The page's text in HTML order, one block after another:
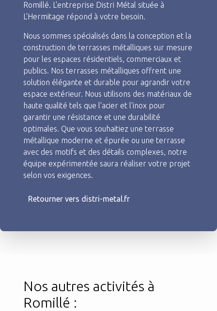
Romillé. L'entreprise Distri Métal située à
L'Hermitage répond à votre besoin.
Nous sommes spécialisés dans la conception et la
construction de terrasses métalliques sur mesure
pour les espaces résidentiels, commerciaux et
publics. Nos terrasses métalliques offrent une
solution élégante et durable pour agrandir votre
espace extérieur. Nous utilisons des matériaux de
haute qualité tels que l'acier et l'inox pour
garantir une résistance et une durabilité
optimales. Que vous souhaitiez une terrasse
métallique moderne et épurée ou une terrasse
avec des motifs et des détails complexes, notre
équipe expérimentée saura réaliser votre projet
selon vos exigences.
Retourner vers distri-metal.fr
Nos autres activités à
Romillé :